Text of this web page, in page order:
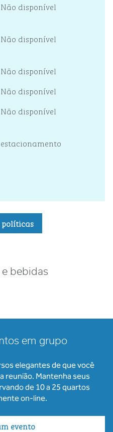
Não disponível
Não disponível
Não disponível
Não disponível
Não disponível
estacionamento
políticas
e bebidas
em grupo
elegantes de que você
reunião. Mantenha seus
de 10 a 25 quartos
on-line.
evento